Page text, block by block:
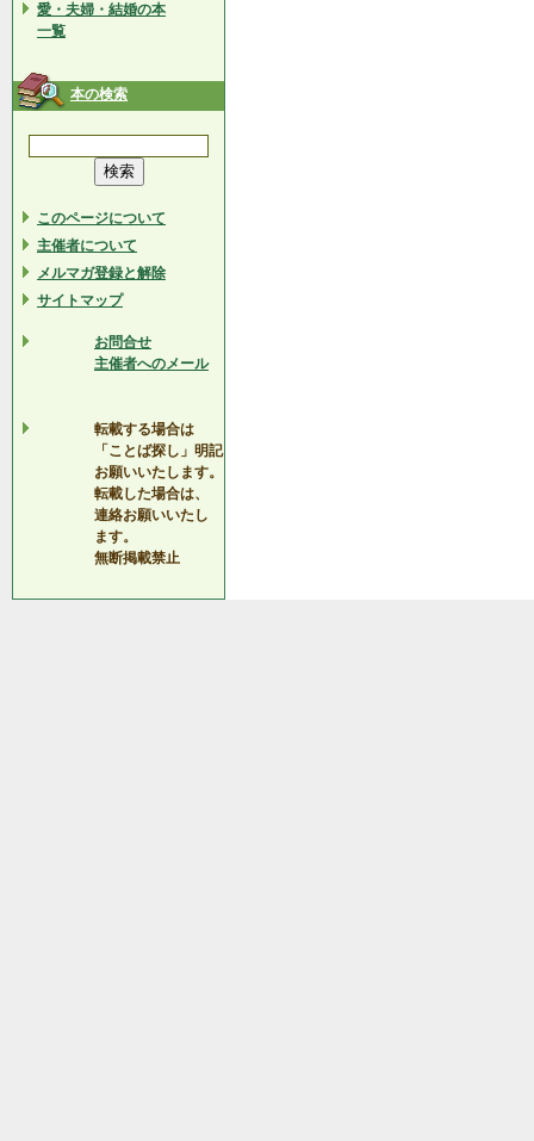
愛・夫婦・結婚の本
一覧
本の検索
このページについて
主催者について
メルマガ登録と解除
サイトマップ
お問合せ
主催者へのメール
転載する場合は
「ことば探し」明記
お願いいたします。
転載した場合は、
連絡お願いいたし
ます。
無断掲載禁止